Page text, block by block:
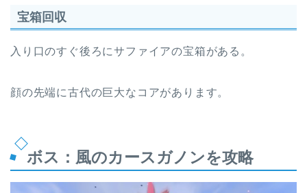
宝箱回収
入り口のすぐ後ろにサファイアの宝箱がある。
顔の先端に古代の巨大なコアがあります。
ボス：風のカースガノンを攻略